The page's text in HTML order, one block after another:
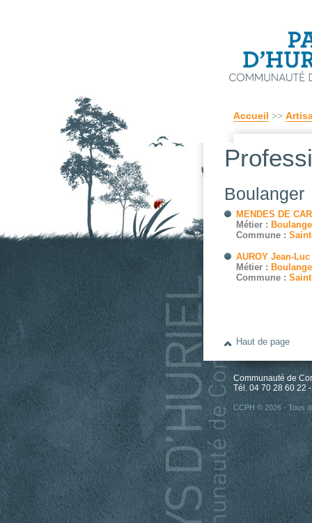
Accueil >>
Boulanger
MENDES DE
Métier :
Commune :
AUROY Jean-Luc
Métier :
Commune :
Haut de page
Communauté de
Tél. 04 70 28 60 22
CCPH © 2026 - Tous